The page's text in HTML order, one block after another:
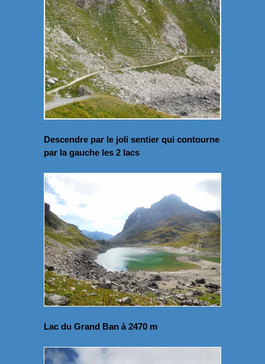
Descendre par le joli sentier qui contourne
par la gauche les 2 lacs
Lac du Grand Ban à 2470 m